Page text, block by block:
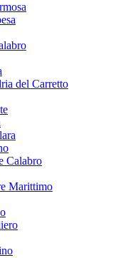
del Carretto
Calabro
Marittimo